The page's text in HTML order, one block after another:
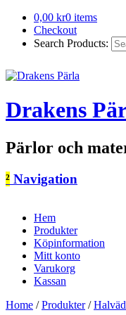
0,00 kr0 items
Checkout
Search Products:
Drakens
Pärlor och
² Navigation
Hem
Produkter
Köpinformation
Mitt konto
Varukorg
Kassan
Home / Produkter /